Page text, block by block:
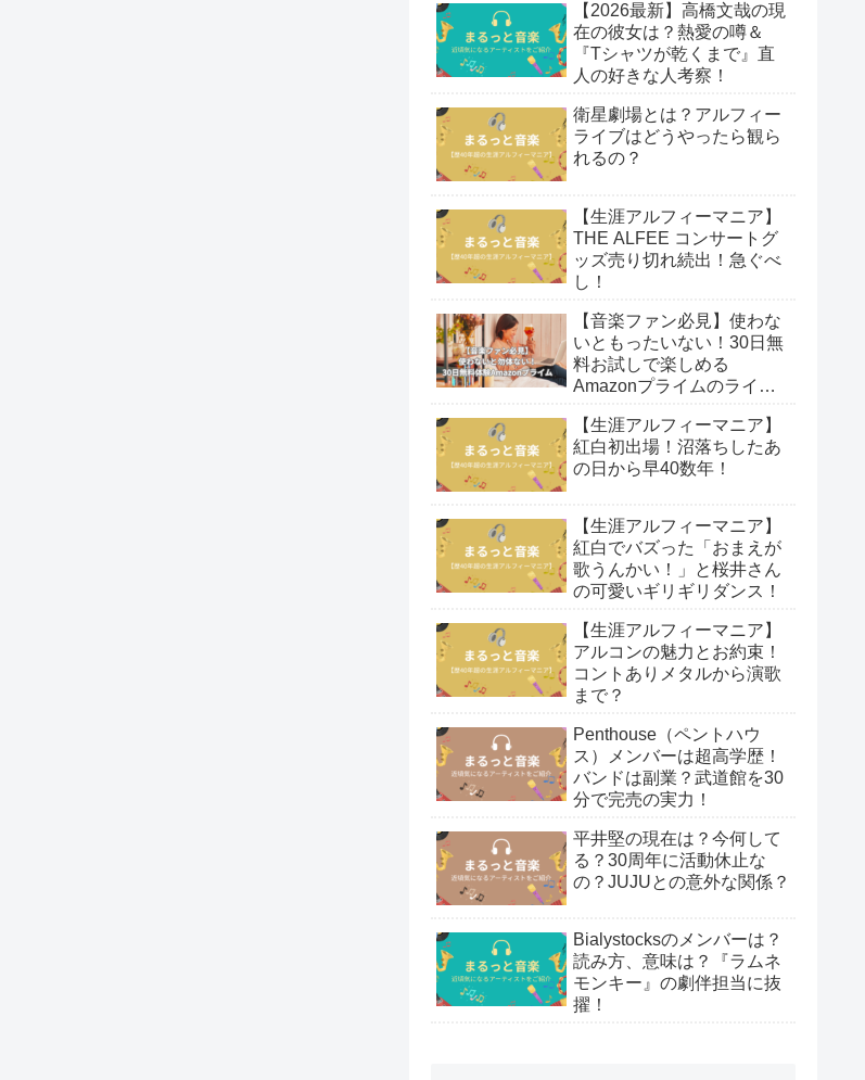
【2026最新】高橋文哉の現
在の彼女は？熱愛の噂＆
『Tシャツが乾くまで』直
人の好きな人考察！
衛星劇場とは？アルフィー
ライブはどうやったら観ら
れるの？
【生涯アルフィーマニア】
THE ALFEE コンサートグ
ッズ売り切れ続出！急ぐべ
し！
【音楽ファン必見】使わな
いともったいない！30日無
料お試しで楽しめる
Amazonプライムのライブ
【生涯アルフィーマニア】
紅白初出場！沼落ちしたあ
の日から早40数年！
【生涯アルフィーマニア】
紅白でバズった「おまえが
歌うんかい！」と桜井さん
の可愛いギリギリダンス！
【生涯アルフィーマニア】
アルコンの魅力とお約束！
コントありメタルから演歌
まで？
Penthouse（ペントハウ
ス）メンバーは超高学歴！
バンドは副業？武道館を30
分で完売の実力！
平井堅の現在は？今何して
る？30周年に活動休止な
の？JUJUとの意外な関係？
Bialystocksのメンバーは？
読み方、意味は？『ラムネ
モンキー』の劇伴担当に抜
擢！